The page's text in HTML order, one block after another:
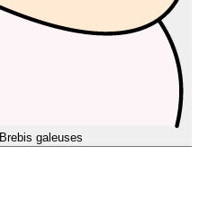
Brebis galeuses